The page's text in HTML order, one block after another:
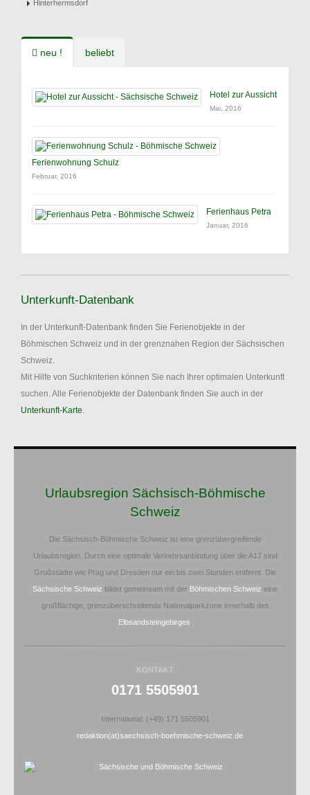
Hinterhermsdorf
neu ! beliebt
Hotel zur Aussicht
Mai, 2016
Ferienwohnung Schulz
Februar, 2016
Ferienhaus Petra
Januar, 2016
Unterkunft-Datenbank
In der Unterkunft-Datenbank finden Sie Ferienobjekte in der
Böhmischen Schweiz und in der grenznahen Region der Sächsischen
Schweiz.
Mit Hilfe von Suchkriterien können Sie nach Ihrer optimalen Unterkunft
suchen. Alle Ferienobjekte der Datenbank finden Sie auch in der
Unterkunft-Karte.
Urlaubsregion Sächsisch-Böhmische
Schweiz
Die Sächsisch-Böhmische Schweiz ist eine grenzübergreifende
Urlaubsregion. Durch eine optimale Verkehrsanbindung über die A17 sind
Großstädte wie Prag und Dresden nur ein bis zwei Stunden entfernt. Die
Sächsische Schweiz bildet gemeinsam mit der Böhmischen Schweiz eine
großflächige, grenzüberschreitende Nationalparkzone innerhalb des
Elbsandsteingebirges
KONTAKT
0171 5505901
International: (+49) 171 5505901
redaktion(at)saechsisch-boehmische-schweiz.de